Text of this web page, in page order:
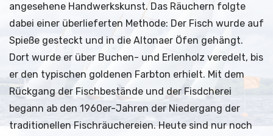
angesehene Handwerkskunst. Das Räuchern folgte
dabei einer überlieferten Methode: Der Fisch wurde auf
Spieße gesteckt und in die Altonaer Öfen gehängt.
Dort wurde er über Buchen- und Erlenholz veredelt, bis
er den typischen goldenen Farbton erhielt. Mit dem
Rückgang der Fischbestände und der Fisdcherei
begann ab den 1960er-Jahren der Niedergang der
traditionellen Fischräuchereien. Heute sind nur noch